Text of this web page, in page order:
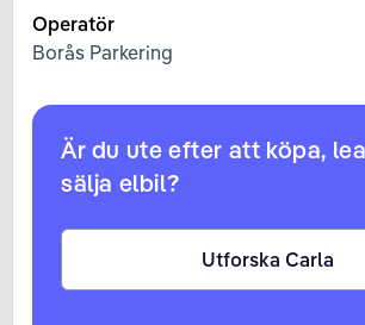
Operatör
Borås Parkering
Är du ute efter att köpa,
sälja elbil?
Utforska Carla